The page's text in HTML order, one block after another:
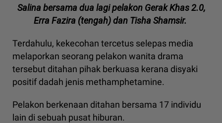
Salina bersama dua lagi pelakon Gerak Khas 2.0,
Erra Fazira (tengah) dan Tisha Shamsir.
Terdahulu, kekecohan tercetus selepas media
melaporkan seorang pelakon wanita drama
tersebut ditahan pihak berkuasa kerana disyaki
positif dadah jenis methamphetamine.
Pelakon berkenaan ditahan bersama 17 individu
lain di sebuah pusat hiburan.